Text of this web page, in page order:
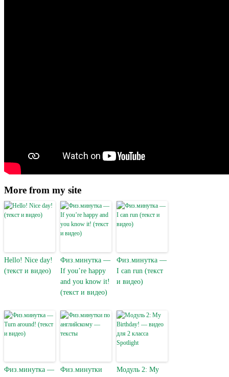
More from my site
Hello! Nice day!
(текст и видео)
Физ.минутка —
If you’re happy
and you know it!
(текст и видео)
Физ.минутка —
I can run (текст
и видео)
Физ.минутка —
Физ.минутки
Модуль 2: My